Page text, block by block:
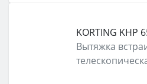
KORTING KHP
Вытяжка